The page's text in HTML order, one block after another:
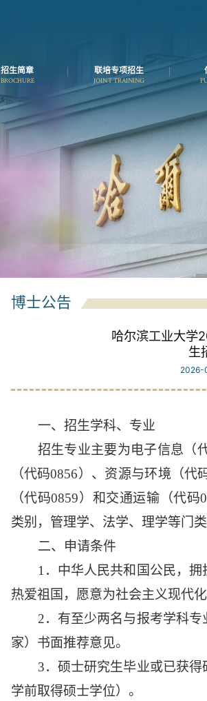
招生简章
BROCHURE
联培专项招生
JOINT TRAINING
博士公告
哈尔滨工业大学
生
2026-
一、招生学科、专业
招生专业主要为电子信息（
（代码0856）、资源与环境（代
（代码0859）和交通运输（代码
类别，管理学、法学、理学等门
二、申请条件
1 ．中华人民共和国公民，
热爱祖国，愿意为社会主义现代
2．有至少两名与报考学科
家）书面推荐意见。
3．硕士研究生毕业或已获
学前取得硕士学位）。